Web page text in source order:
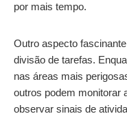
por mais tempo.
Outro aspecto
divisão de tarefas.
nas áreas mais
outros podem monitorar
observar sinais de